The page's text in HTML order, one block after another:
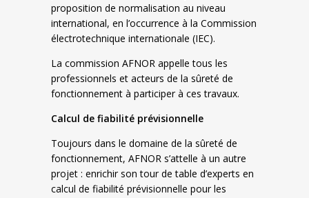
proposition de normalisation au niveau
international, en l’occurrence à la Commission
électrotechnique internationale (IEC).
La commission AFNOR appelle tous les
professionnels et acteurs de la sûreté de
fonctionnement à participer à ces travaux.
Calcul de fiabilité prévisionnelle
Toujours dans le domaine de la sûreté de
fonctionnement, AFNOR s’attelle à un autre
projet : enrichir son tour de table d’experts en
calcul de fiabilité prévisionnelle pour les